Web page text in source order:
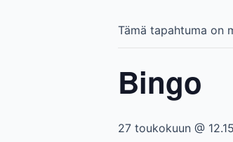
Tämä tapahtuma on
Bingo
27 toukokuun @ 12.15